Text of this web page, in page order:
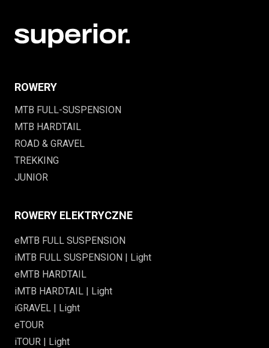
ROWERY
MTB FULL-SUSPENSION
MTB HARDTAIL
ROAD & GRAVEL
TREKKING
JUNIOR
ROWERY ELEKTRYCZNE
eMTB FULL SUSPENSION
iMTB FULL SUSPENSION | Light
eMTB HARDTAIL
iMTB HARDTAIL | Light
iGRAVEL | Light
eTOUR
iTOUR | Light